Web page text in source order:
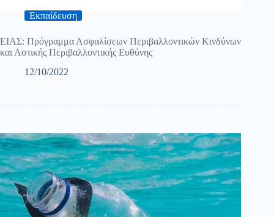
Εκπαίδευση
ΕΙΑΣ: Πρόγραμμα Ασφαλίσεων Περιβαλλοντικών Κινδύνων
και Αστικής Περιβαλλοντικής Ευθύνης
12/10/2022